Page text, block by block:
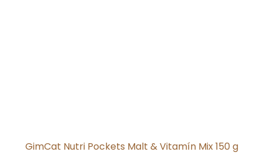
GimCat Nutri Pockets Malt & Vitamín Mix 150 g